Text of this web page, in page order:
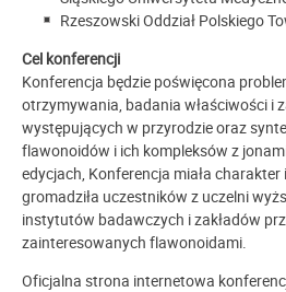
Rzeszowski Oddział Polskiego
Cel konferencji
Konferencja będzie poświęcona
otrzymywania, badania właściwości i
występujących w przyrodzie oraz
flawonoidów i ich kompleksów z
edycjach, Konferencja miała
gromadziła uczestników z uczelni
instytutów badawczych i zakładów
zainteresowanych flawonoidami.
Oficjalna strona internetowa